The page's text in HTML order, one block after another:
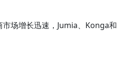
场增长迅速，Jumia、Konga和